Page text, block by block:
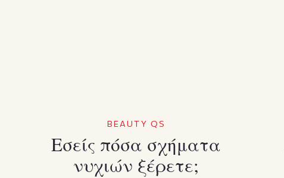
BEAUTY QS
Εσείς πόσα σχήματα
νυχιών ξέρετε;